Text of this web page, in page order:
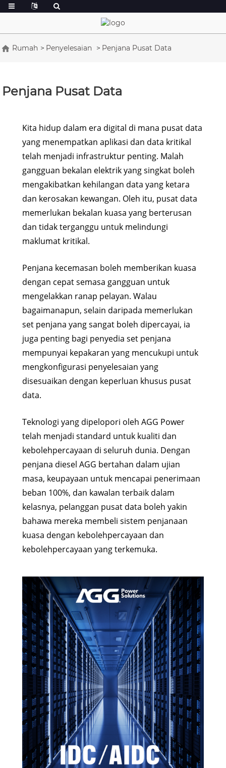
Rumah Penyelesaian Penjana Pusat Data
Penjana Pusat Data
Kita hidup dalam era digital di mana pusat data
yang menempatkan aplikasi dan data kritikal
telah menjadi infrastruktur penting. Malah
gangguan bekalan elektrik yang singkat boleh
mengakibatkan kehilangan data yang ketara
dan kerosakan kewangan. Oleh itu, pusat data
memerlukan bekalan kuasa yang berterusan
dan tidak terganggu untuk melindungi
maklumat kritikal.
Penjana kecemasan boleh memberikan kuasa
dengan cepat semasa gangguan untuk
mengelakkan ranap pelayan. Walau
bagaimanapun, selain daripada memerlukan
set penjana yang sangat boleh dipercayai, ia
juga penting bagi penyedia set penjana
mempunyai kepakaran yang mencukupi untuk
mengkonfigurasi penyelesaian yang
disesuaikan dengan keperluan khusus pusat
data.
Teknologi yang dipelopori oleh AGG Power
telah menjadi standard untuk kualiti dan
kebolehpercayaan di seluruh dunia. Dengan
penjana diesel AGG bertahan dalam ujian
masa, keupayaan untuk mencapai penerimaan
beban 100%, dan kawalan terbaik dalam
kelasnya, pelanggan pusat data boleh yakin
bahawa mereka membeli sistem penjanaan
kuasa dengan kebolehpercayaan dan
kebolehpercayaan yang terkemuka.